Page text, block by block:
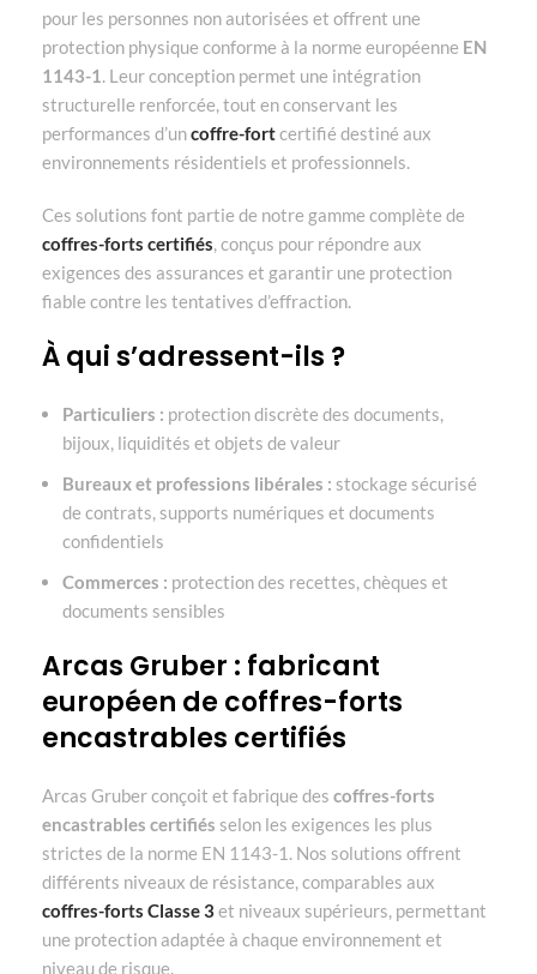
pour les personnes non autorisées et offrent une
protection physique conforme à la norme européenne EN
1143-1. Leur conception permet une intégration
structurelle renforcée, tout en conservant les
performances d’uncoffre-fortcertifié destiné aux
environnements résidentiels et professionnels.
Ces solutions font partie de notre gamme complète de
coffres-forts certifiés, conçus pour répondre aux
exigences des assurances et garantir une protection
fiable contre les tentatives d’effraction.
À qui s’adressent-ils ?
Particuliers : protection discrète des documents,
bijoux, liquidités et objets de valeur
Bureaux et professions libérales : stockage sécurisé
de contrats, supports numériques et documents
confidentiels
Commerces : protection des recettes, chèques et
documents sensibles
Arcas Gruber : fabricant
européen de coffres-forts
encastrables certifiés
Arcas Gruber conçoit et fabrique des coffres-forts
encastrables certifiés selon les exigences les plus
strictes de la norme EN 1143-1. Nos solutions offrent
différents niveaux de résistance, comparables aux
coffres-forts Classe 3et niveaux supérieurs, permettant
une protection adaptée à chaque environnement et
niveau de risque.